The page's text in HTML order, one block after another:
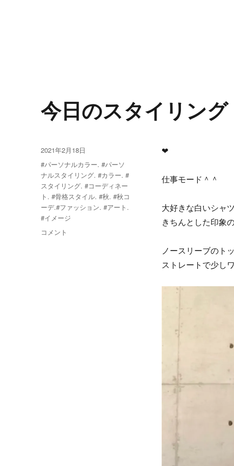
news・
journal
今日のスタイリング
❤︎
仕事モード＾＾
大好きな白いシャ
きちんとした印象
ノースリーブのト
ストレートで少し
投
稿
日:
2021年2月18日
タ
グ
#パーソナルカラー. #パーソ
ナルスタイリング. #カラー. #
スタイリング. #コーディネー
ト. #骨格スタイル. #秋. #秋コ
ーデ.#ファッション. #アート.
#イメージ
今
コメント